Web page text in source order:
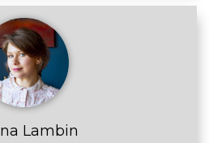
Lambin